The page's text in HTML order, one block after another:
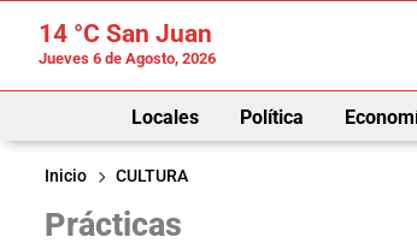
14 °C San Juan
Jueves 6 de Agosto, 2026
Locales Política
Inicio CULTURA
Prácticas